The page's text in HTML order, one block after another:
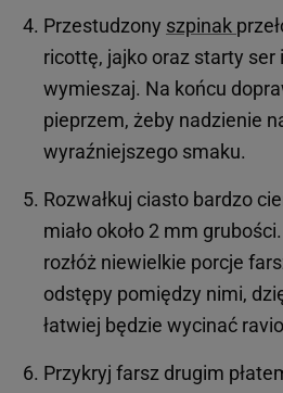
Przestudzony szpinak
ricottę, jajko oraz starty ser
wymieszaj. Na końcu
pieprzem, żeby nadzienie
wyraźniejszego smaku.
Rozwałkuj ciasto bardzo
miało około 2 mm
rozłóż niewielkie porcje
odstępy pomiędzy nimi,
łatwiej będzie wycinać
Przykryj farsz drugim